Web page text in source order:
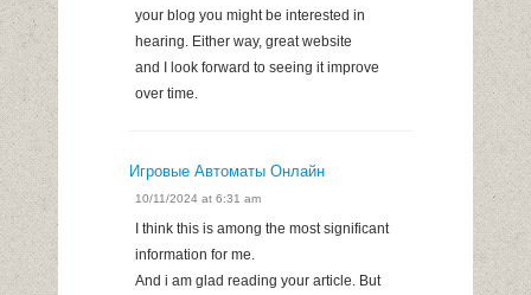
your blog you might be interested in
hearing. Either way, great website
and I look forward to seeing it improve
over time.
Игровые Автоматы Онлайн
10/11/2024 at 6:31 am
I think this is among the most significant
information for me.
And i am glad reading your article. But